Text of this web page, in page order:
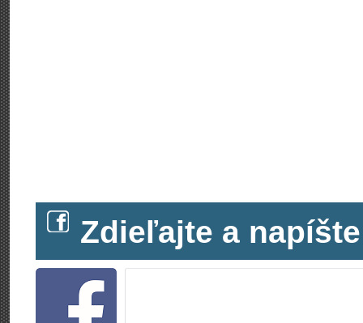
Zdieľajte a